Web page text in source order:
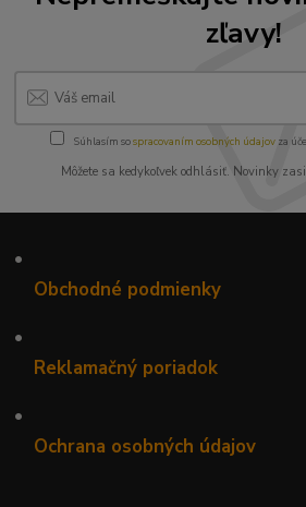
zľavy!
Súhlasím sospracovaním osobných údajov za
Môžete sa kedykoľvek odhlásiť. Novinky
•
Obchodné podmienky
•
Reklamačný poriadok
•
Ochrana osobných údajov